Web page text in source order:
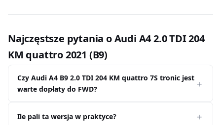
Najczęstsze pytania o Audi A4 2.0 TDI 204
KM quattro 2021 (B9)
Czy Audi A4 B9 2.0 TDI 204 KM quattro 7S tronic jest
warte dopłaty do FWD?
Ile pali ta wersja w praktyce?